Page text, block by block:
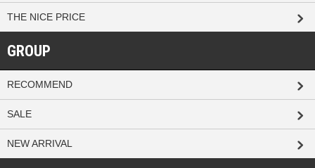
THE NICE PRICE
GROUP
RECOMMEND
SALE
NEW ARRIVAL